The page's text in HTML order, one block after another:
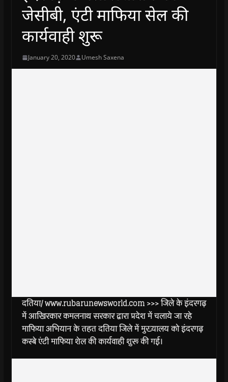
जेसीबी, एंटी माफिया सेल की
कार्यवाही शुरू
January 20, 2020 Umesh Saxena
दतिया/ www.rubarunewsworld.com >>> जिले के इंदरगढ़
में आखिरकार कमलनाथ सरकार द्वारा प्रदेश में चलाये जा रहे
माफिया अभियान के तहत दतिया जिले में मुख्यालय को इंदरगढ़
कस्बे एंटी माफिया शेल की कार्यवाही शुरू की गई।